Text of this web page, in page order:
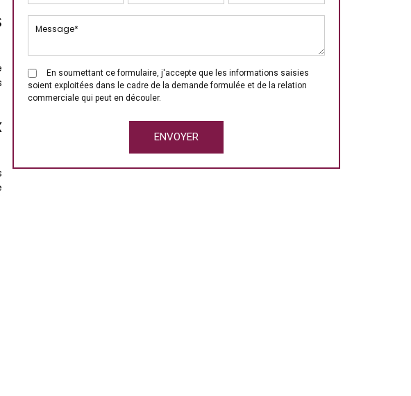
En soumettant ce formulaire, j'accepte que les informations saisies
soient exploitées dans le cadre de la demande formulée et de la relation
commerciale qui peut en découler.